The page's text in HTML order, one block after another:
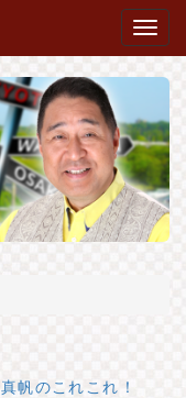
真帆のこれこれ！